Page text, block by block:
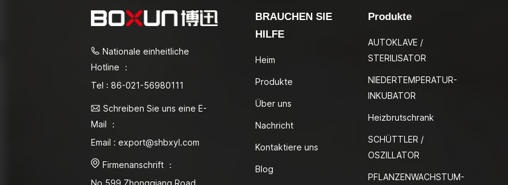
Nationale einheitliche
Hotline ：
Tel : 86-021-56980111
Schreiben Sie uns eine E-
Mail ：
Email : export@shbxyl.com
Firmenanschrift ：
BRAUCHEN SIE
HILFE
Heim
Produkte
Über uns
Nachricht
Kontaktiere uns
Blog
Produkte
AUTOKLAVE /
STERILISATOR
NIEDERTEMPERATUR-
INKUBATOR
Heizbrutschrank
SCHÜTTLER /
OSZILLATOR
PFLANZENWACHSTUM-